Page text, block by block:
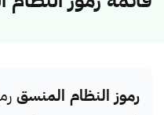
رموز النظام المنسق